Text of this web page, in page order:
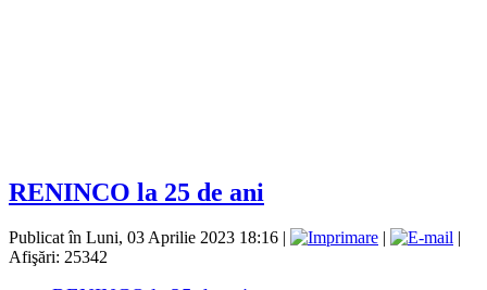
RENINCO la 25 de ani
Publicat în Luni, 03 Aprilie 2023 18:16
Afişări: 25342